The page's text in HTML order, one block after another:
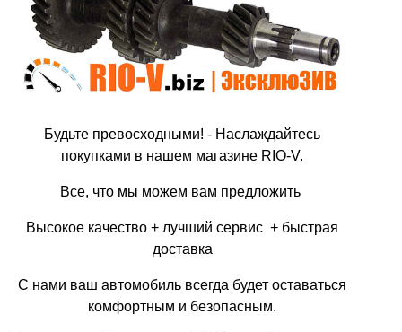
Будьте превосходными! - Наслаждайтесь
покупками в нашем магазине RIO-V.
Все, что мы можем вам предложить
Высокое качество + лучший сервис + быстрая
доставка
С нами ваш автомобиль всегда будет оставаться
комфортным и безопасным.